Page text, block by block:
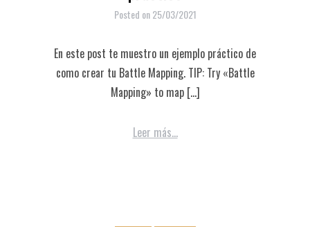
Posted on25/03/2021
En este post te muestro un ejemplo práctico de
como crear tu Battle Mapping. TIP: Try «Battle
Mapping» to map […]
Leer más...